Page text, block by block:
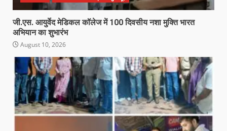
जी.एस. आयुर्वेद मेडिकल कॉलेज में 100 दिवसीय नशा मुक्ति भारत
अभियान का शुभारंभ
August 10, 2026